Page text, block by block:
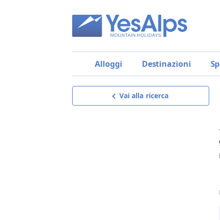
Alloggi Destinazioni
Vai alla ricerca